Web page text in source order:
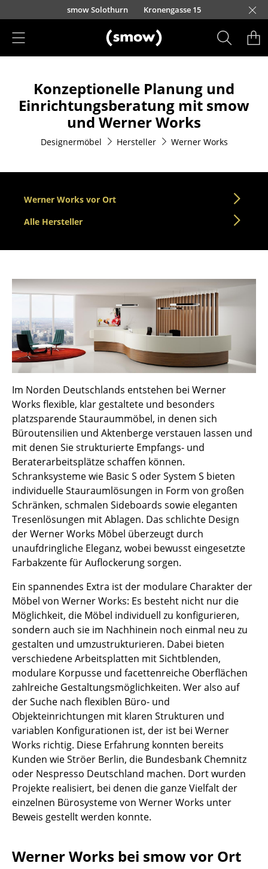
Direkt zum Inhaltsmow Solothurn Kronengasse 15
Sitzmöbel
Esszimmerstühle
Sofas
Hocker
Bänke & Liegen
Sitzsäcke
Gartenstühle
Schaukelstühle
Bürodrehstühle
Konferenzstühle
Bürosessel
Einzelteile
... alle Sitzmöbel
Tische
Beistelltische
Couchtische
Schreibtische
Sekretäre & PC-Tische
Konferenztische
Stehtische & Stehpulte
Kindertische
Gartentische
Servierwagen
Einzelteile
Konzeptionelle Planung und
Einrichtungsberatung mit smow
und Werner Works
Designermöbel Hersteller Werner Works
Werner Works vor Ort
Alle Hersteller
Im Norden Deutschlands entstehen bei Werner
Works flexible, klar gestaltete und besonders
platzsparende Stauraummöbel, in denen sich
Büroutensilien und Aktenberge verstauen lassen und
mit denen Sie strukturierte Empfangs- und
Beraterarbeitsplätze schaffen können.
Schranksysteme wie Basic S oder System S bieten
individuelle Stauraumlösungen in Form von großen
Schränken, schmalen Sideboards sowie eleganten
Tresenlösungen mit Ablagen. Das schlichte Design
der Werner Works Möbel überzeugt durch
unaufdringliche Eleganz, wobei bewusst eingesetzte
Farbakzente für Auflockerung sorgen.
Ein spannendes Extra ist der modulare Charakter der
Möbel von Werner Works: Es besteht nicht nur die
Möglichkeit, die Möbel individuell zu konfigurieren,
sondern auch sie im Nachhinein noch einmal neu zu
gestalten und umzustrukturieren. Dabei bieten
verschiedene Arbeitsplatten mit Sichtblenden,
modulare Korpusse und facettenreiche Oberflächen
zahlreiche Gestaltungsmöglichkeiten. Wer also auf
der Suche nach flexiblen Büro- und
Objekteinrichtungen mit klaren Strukturen und
variablen Konfigurationen ist, der ist bei Werner
Works richtig. Diese Erfahrung konnten bereits
Kunden wie Ströer Berlin, die Bundesbank Chemnitz
oder Nespresso Deutschland machen. Dort wurden
Projekte realisiert, bei denen die ganze Vielfalt der
einzelnen Bürosysteme von Werner Works unter
Beweis gestellt werden konnte.
Werner Works bei smow vor Ort